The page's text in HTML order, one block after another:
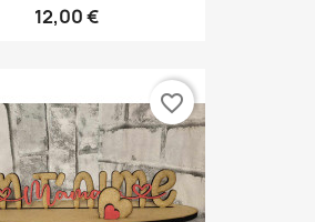
12,00 €
favorite_border